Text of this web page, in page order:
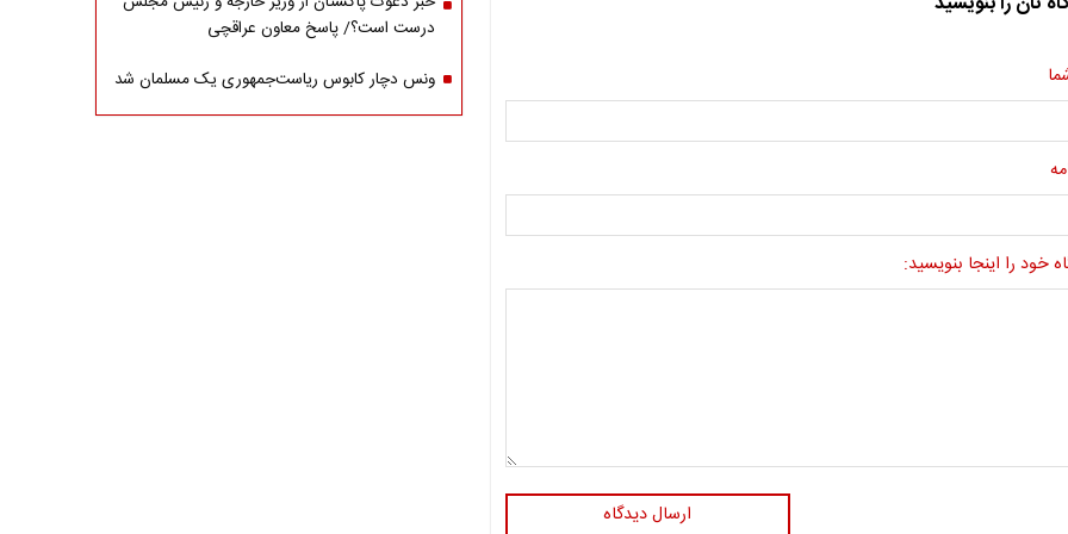
خود را اینجا بنویسید:
ارسال دیدگاه
درست است؟/ پاسخ معاون عراقچی
ونس دچار کابوس ریاست‌جمهوری یک مسلمان شد